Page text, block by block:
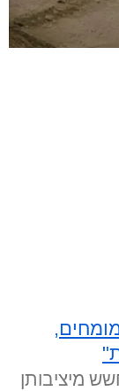
מיציבותן